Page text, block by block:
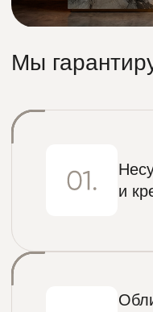
+7 (963) 639-26-82
Архитектора Щусева 5